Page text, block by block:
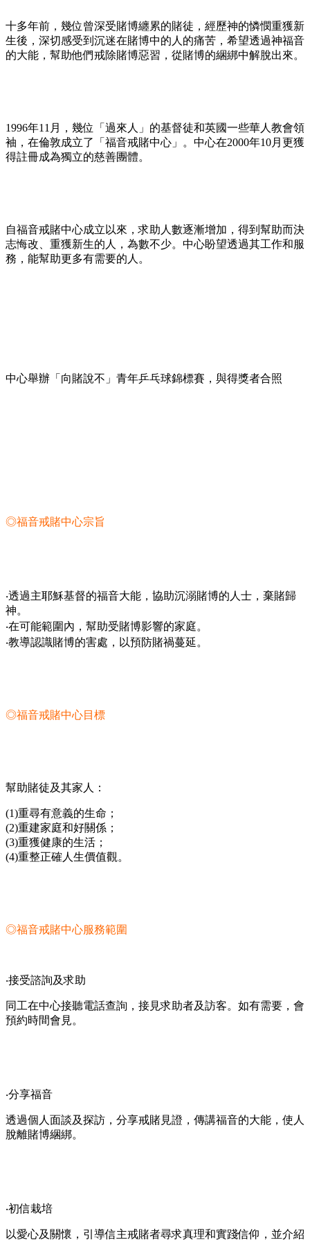
十多年前，幾位曾深受賭博纏累的賭徒，經歷神的憐憫重獲新
生後，深切感受到沉迷在賭博中的人的痛苦，希望透過神福音
的大能，幫助他們戒除賭博惡習，從賭博的綑綁中解脫出來。
1996年11月，幾位「過來人」的基督徒和英國一些華人教會領
袖，在倫敦成立了「福音戒賭中心」。中心在2000年10月更獲
得註冊成為獨立的慈善團體。
自福音戒賭中心成立以來，求助人數逐漸增加，得到幫助而決
志悔改、重獲新生的人，為數不少。中心盼望透過其工作和服
務，能幫助更多有需要的人。
中心舉辦「向賭說不」青年乒乓球錦標賽，與得獎者合照
◎福音戒賭中心宗旨
‧透過主耶穌基督的福音大能，協助沉溺賭博的人士，棄賭歸
神。
‧在可能範圍內，幫助受賭博影響的家庭。
‧教導認識賭博的害處，以預防賭禍蔓延。
◎福音戒賭中心目標
幫助賭徒及其家人：
(1)重尋有意義的生命；
(2)重建家庭和好關係；
(3)重獲健康的生活；
(4)重整正確人生價值觀。
◎福音戒賭中心服務範圍
‧接受諮詢及求助
同工在中心接聽電話查詢，接見求助者及訪客。如有需要，會
預約時間會見。
‧分享福音
透過個人面談及探訪，分享戒賭見證，傳講福音的大能，使人
脫離賭博綑綁。
‧初信栽培
以愛心及關懷，引導信主戒賭者尋求真理和實踐信仰，並介紹